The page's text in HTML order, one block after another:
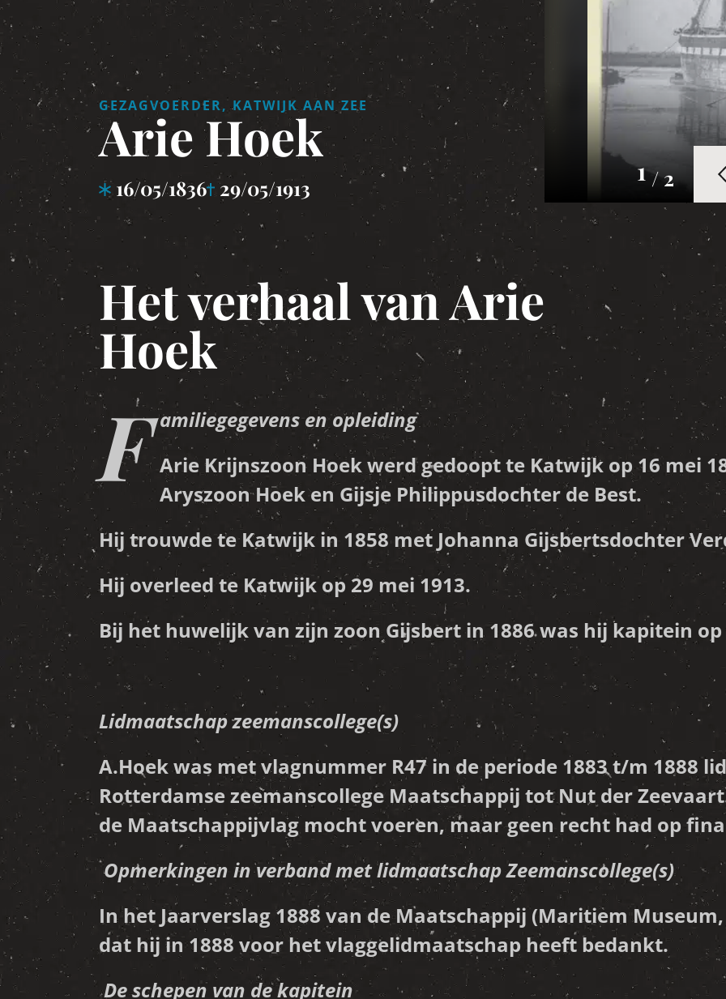
GEZAGVOERDER, KATWIJK AAN ZEE
Arie Hoek
16/05/1836 29/05/1913
1/ 2
Het verhaal van Arie
Hoek
F amiliegegevens en opleiding
Arie Krijnszoon Hoek werd gedoopt te Katwijk op 16 mei
Aryszoon Hoek en Gijsje Philippusdochter de Best.
Hij trouwde te Katwijk in 1858 met Johanna Gijsbertsdochter
Hij overleed te Katwijk op 29 mei 1913.
Bij het huwelijk van zijn zoon Gijsbert in 1886 was hij kapitein
Lidmaatschap zeemanscollege(s)
A.Hoek was met vlagnummer R47 in de periode 1883 t/m 1888
Rotterdamse zeemanscollege Maatschappij tot Nut der
de Maatschappijvlag mocht voeren, maar geen recht had op
Opmerkingen in verband met lidmaatschap Zeemanscollege(s)
In het Jaarverslag 1888 van de Maatschappij (Maritiem
dat hij in 1888 voor het vlaggelidmaatschap heeft bedankt.
De schepen van de kapitein